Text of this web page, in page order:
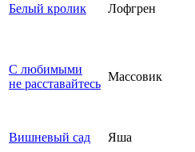
Белый кролик Лофгрен
С любимыми
не расставайтесь
Массовик
Вишневый сад Яша